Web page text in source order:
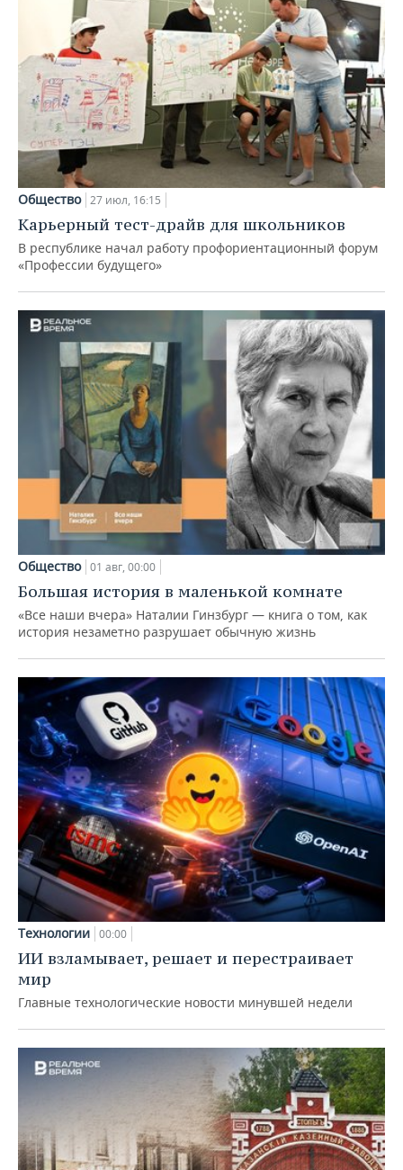
Общество 27 июл, 16:15
Карьерный тест-драйв для школьников
В республике начал работу профориентационный форум
«Профессии будущего»
Общество 01 авг, 00:00
Большая история в маленькой комнате
«Все наши вчера» Наталии Гинзбург — книга о том, как
история незаметно разрушает обычную жизнь
Технологии 00:00
ИИ взламывает, решает и перестраивает
мир
Главные технологические новости минувшей недели